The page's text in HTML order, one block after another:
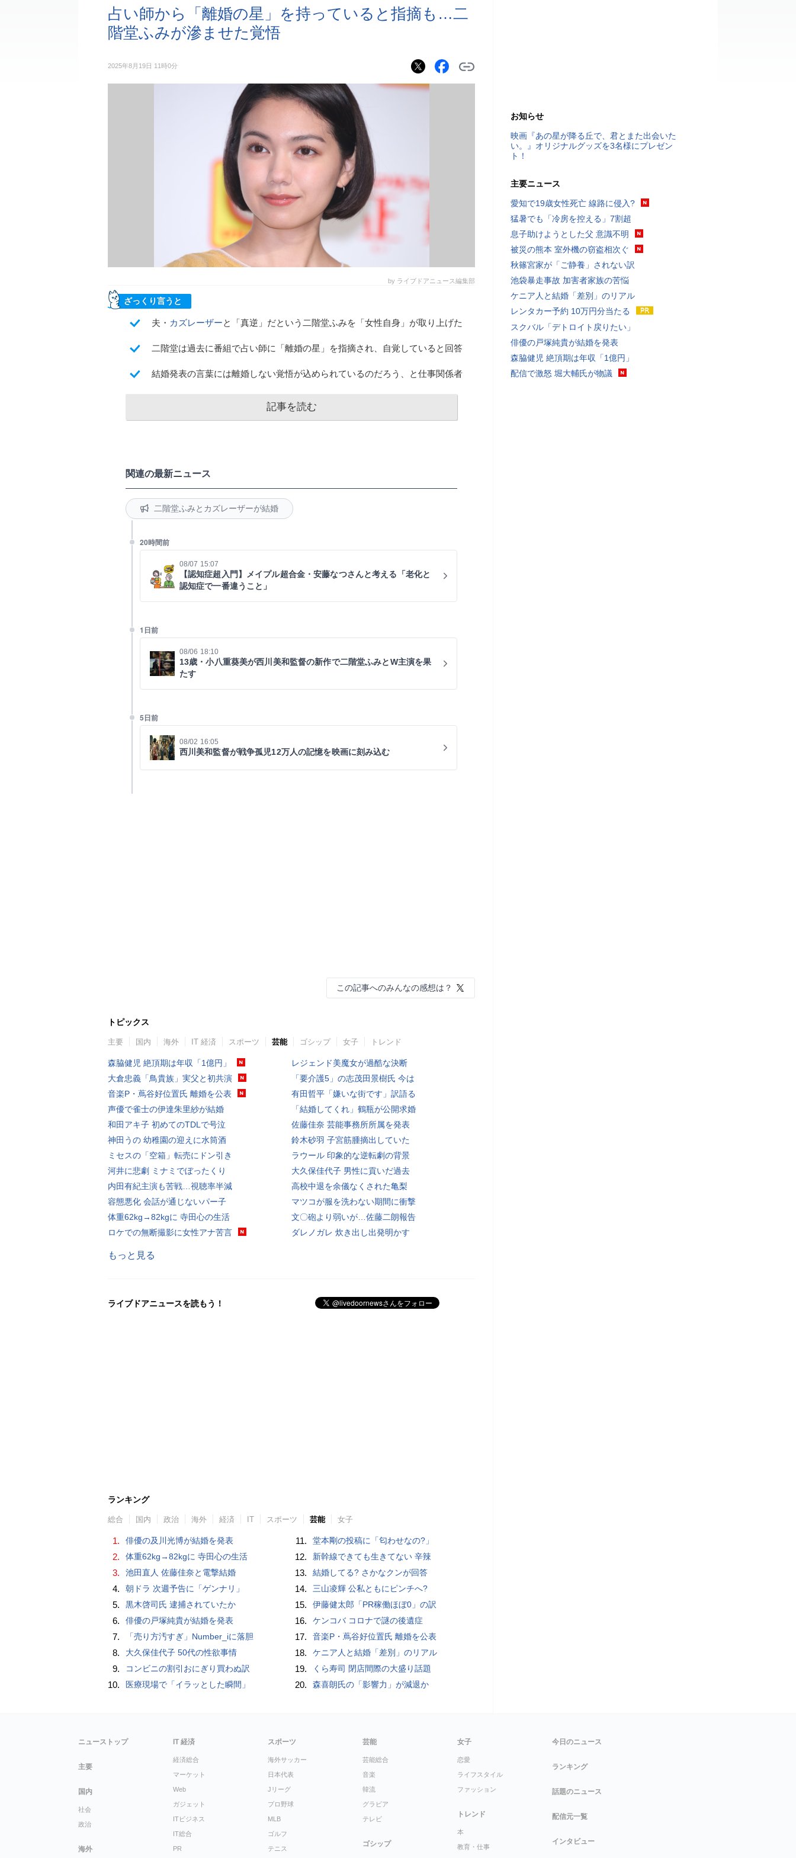
占い師から「離婚の星」を持っていると指摘も…二
階堂ふみが滲ませた覚悟
2025年8月19日 11時0分
by ライブドアニュース編集部
ざっくり言うと
夫・ カズレーザーと「真逆」だという二階堂ふみを「女性自身」が取り上げた
二階堂は過去に番組で占い師に「離婚の星」を指摘され、自覚していると回答
結婚発表の言葉には離婚しない覚悟が込められているのだろう、と仕事関係者
記事を読む
関連の最新ニュース
二階堂ふみとカズレーザーが結婚
20時間前
08/07 15:07
【認知症超入門】メイプル超合金・安藤なつさんと考える「老化と
認知症で一番違うこと」
1日前
08/06 18:10
13歳・小八重葵美が西川美和監督の新作で二階堂ふみとW主演を果
たす
5日前
08/02 16:05
西川美和監督が戦争孤児12万人の記憶を映画に刻み込む
この記事へのみんなの感想は？
トピックス
主要 国内 海外 IT 経済 スポーツ 芸能 ゴシップ 女子 トレンド
森脇健児 絶頂期は年収「1億円」
大倉忠義「鳥貴族」実父と初共演
音楽P・蔦谷好位置氏 離婚を公表
声優で雀士の伊達朱里紗が結婚
和田アキ子 初めてのTDLで号泣
神田うの 幼稚園の迎えに水筒酒
ミセスの「空箱」転売にドン引き
河井に悲劇 ミナミでぼったくり
内田有紀主演も苦戦…視聴率半減
容態悪化 会話が通じないパー子
体重62kg→82kgに 寺田心の生活
ロケでの無断撮影に女性アナ苦言
レジェンド美魔女が過酷な決断
「要介護5」の志茂田景樹氏 今は
有田哲平「嫌いな街です」訳語る
「結婚してくれ」鶴瓶が公開求婚
佐藤佳奈 芸能事務所所属を発表
鈴木砂羽 子宮筋腫摘出していた
ラウール 印象的な逆転劇の背景
大久保佳代子 男性に貢いだ過去
高校中退を余儀なくされた亀梨
マツコが服を洗わない期間に衝撃
文〇砲より弱いが…佐藤二朗報告
ダレノガレ 炊き出し出発明かす
もっと見る
ライブドアニュースを読もう！
ランキング
総合 国内 政治 海外 経済 IT スポーツ 芸能 女子
1. 俳優の及川光博が結婚を発表
2. 体重62kg→82kgに 寺田心の生活
3. 池田直人 佐藤佳奈と電撃結婚
4. 朝ドラ 次週予告に「ゲンナリ」
5. 黒木啓司氏 逮捕されていたか
6. 俳優の戸塚純貴が結婚を発表
7. 「売り方汚すぎ」Number_iに落胆
8. 大久保佳代子 50代の性欲事情
9. コンビニの割引おにぎり買わぬ訳
10. 医療現場で「イラッとした瞬間」
11. 堂本剛の投稿に「匂わせなの?」
12. 新幹線できても生きてない 辛辣
13. 結婚してる? さかなクンが回答
14. 三山凌輝 公私ともにピンチへ?
15. 伊藤健太郎「PR稼働ほぼ0」の訳
16. ケンコバ コロナで謎の後遺症
17. 音楽P・蔦谷好位置氏 離婚を公表
18. ケニア人と結婚「差別」のリアル
19. くら寿司 閉店間際の大盛り話題
20. 森喜朗氏の「影響力」が減退か
お知らせ
映画『あの星が降る丘で、君とまた出会いた
い。』オリジナルグッズを3名様にプレゼン
ト！
主要ニュース
愛知で19歳女性死亡 線路に侵入?
猛暑でも「冷房を控える」7割超
息子助けようとした父 意識不明
被災の熊本 室外機の窃盗相次ぐ
秋篠宮家が「ご静養」されない訳
池袋暴走事故 加害者家族の苦悩
ケニア人と結婚「差別」のリアル
レンタカー予約 10万円分当たる
スクバル「デトロイト戻りたい」
俳優の戸塚純貴が結婚を発表
森脇健児 絶頂期は年収「1億円」
配信で激怒 堀大輔氏が物議
ニューストップ
主要
国内
社会
政治
海外
IT 経済
経済総合
マーケット
Web
ガジェット
ITビジネス
IT総合
PR
スポーツ
海外サッカー
日本代表
Jリーグ
プロ野球
MLB
ゴルフ
テニス
芸能
芸能総合
音楽
韓流
グラビア
テレビ
ゴシップ
女子
恋愛
ライフスタイル
ファッション
トレンド
本
教育・仕事
今日のニュース
ランキング
話題のニュース
配信元一覧
インタビュー